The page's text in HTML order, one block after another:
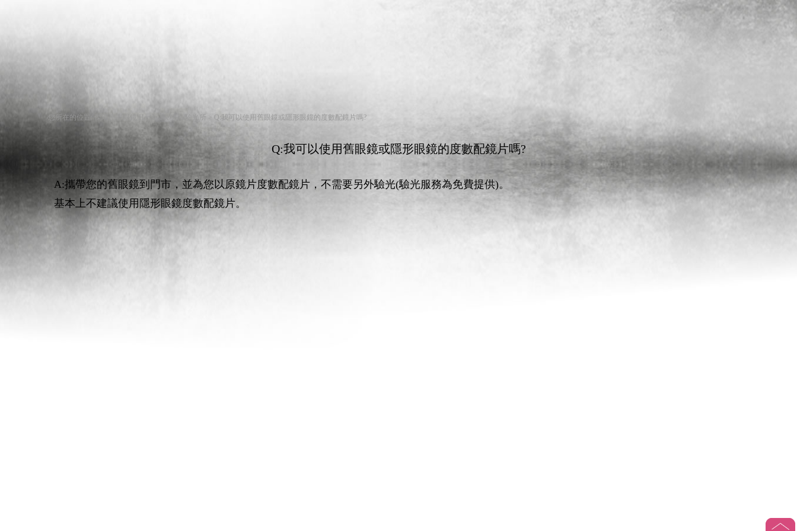
‧您所在的位置: 傑瑞光學眼鏡 Handmade精品/驗光所 > Q:我可以使用舊眼鏡或隱形眼鏡的度數配鏡片嗎?
Q:我可以使用舊眼鏡或隱形眼鏡的度數配鏡片嗎?
A:攜帶您的舊眼鏡到門市，並為您以原鏡片度數配鏡片，不需要另外驗光(驗光服務為免費提供)。
基本上不建議使用隱形眼鏡度數配鏡片。